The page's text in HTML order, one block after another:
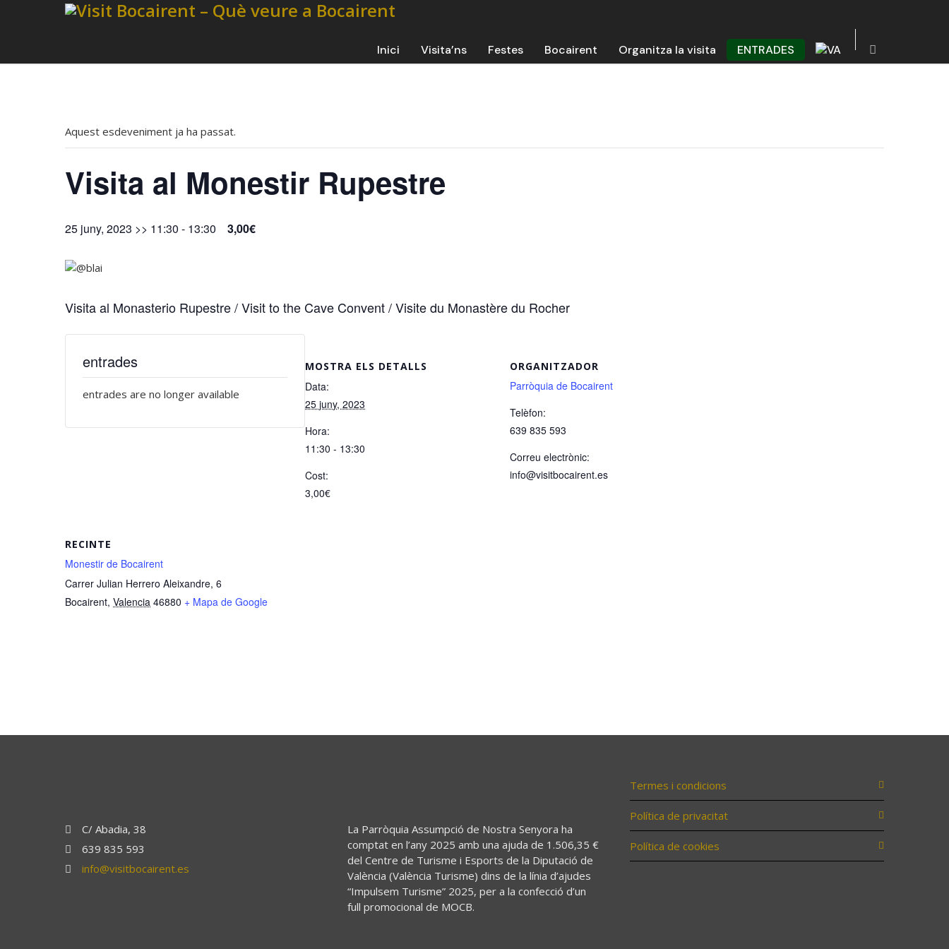
Inici Visita’ns Festes Bocairent Organitza la visita ENTRADES
Aquest esdeveniment ja ha passat.
Visita al Monestir Rupestre
25 juny, 2023 >> 11:30 - 13:30 3,00€
Visita al Monasterio Rupestre / Visit to the Cave Convent / Visite du Monastère du Rocher
MOSTRA ELS DETALLS
Data:
25 juny, 2023
Hora:
11:30 - 13:30
Cost:
3,00€
ORGANITZADOR
Parròquia de Bocairent
Telèfon:
639 835 593
Correu electrònic:
info@visitbocairent.es
RECINTE
Monestir de Bocairent
Carrer Julian Herrero Aleixandre, 6
Bocairent, Valencia 46880 + Mapa de Google
entrades
entrades are no longer available
C/ Abadia, 38
639 835 593
info@visitbocairent.es
La Parròquia Assumpció de Nostra Senyora ha
comptat en l’any 2025 amb una ajuda de 1.506,35 €
del Centre de Turisme i Esports de la Diputació de
València (València Turisme) dins de la línia d’ajudes
“Impulsem Turisme” 2025, per a la confecció d’un
full promocional de MOCB.
Termes i condicions
Política de privacitat
Política de cookies